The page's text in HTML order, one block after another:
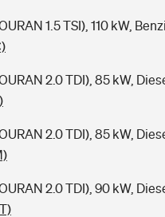
1.5 TSI), 110 kW,
2.0 TDI), 85 kW,
2.0 TDI), 85 kW,
2.0 TDI), 90 kW,